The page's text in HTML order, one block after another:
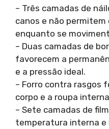
– Três camadas de
canos e não
enquanto se
– Duas camadas de
favorecem a
e a pressão ideal.
– Forro contra rasgos
corpo e a roupa
– Sete camadas de
temperatura interna e